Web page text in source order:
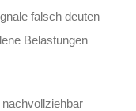
falsch deuten
Belastungen